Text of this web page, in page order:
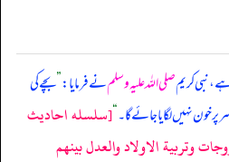
نبی کریمصلی اللہ علیہ وسلمنے فرمایا:”بچے کی
خون نہیں لگایا جائے گا۔“[سلسله احاديث
وتربية الاولاد والعدل بينهم